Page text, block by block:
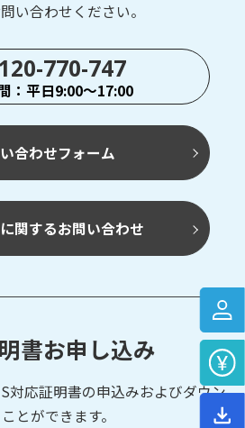
い合わせください。
770-747
：平日9:00～17:00
合わせフォーム
関するお問い合わせ
書お申し込み
対応証明書の申込みおよびダウン
とができます。